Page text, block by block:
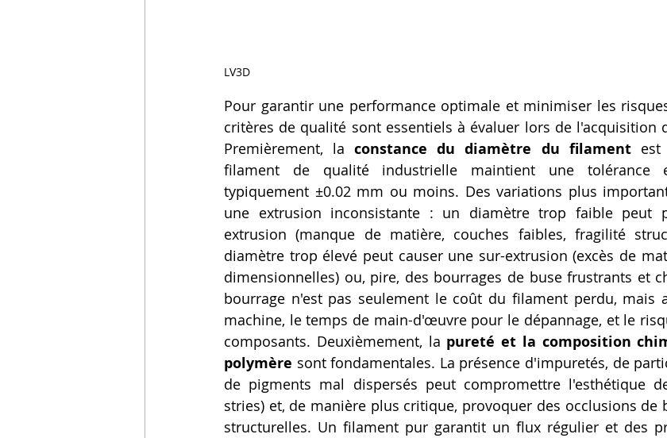
LV3D
Pour garantir une performance optimale et minimiser les
critères de qualité sont essentiels à évaluer lors de l'acquisition
Premièrement, la constance du diamètre du filament est
filament de qualité industrielle maintient une tolérance
typiquement ±0.02 mm ou moins. Des variations plus
une extrusion inconsistante : un diamètre trop faible peut
extrusion (manque de matière, couches faibles, fragilité
diamètre trop élevé peut causer une sur-extrusion (excès de
dimensionnelles) ou, pire, des bourrages de buse frustrants et
bourrage n'est pas seulement le coût du filament perdu, mais
machine, le temps de main-d'œuvre pour le dépannage, et le
composants. Deuxièmement, la pureté et la composition
polymère sont fondamentales. La présence d'impuretés, de
de pigments mal dispersés peut compromettre l'esthétique
stries) et, de manière plus critique, provoquer des occlusions de
structurelles. Un filament pur garantit un flux régulier et des